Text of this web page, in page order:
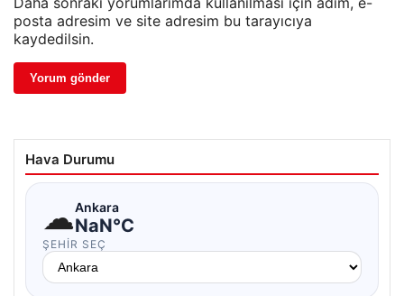
posta adresim ve site adresim bu tarayıcıya
kaydedilsin.
Hava Durumu
☁Ankara
NaN°C
ŞEHIR SEÇ